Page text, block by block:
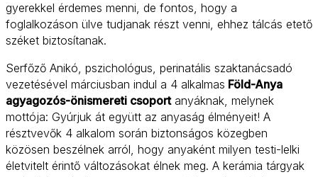
gyerekkel érdemes menni, de fontos, hogy a
foglalkozáson ülve tudjanak részt venni, ehhez tálcás etető
széket biztosítanak.
Serfőző Anikó, pszichológus, perinatális szaktanácsadó
vezetésével márciusban indul a 4 alkalmas Föld-Anya
agyagozós-önismereti csoportanyáknak, melynek
mottója: Gyúrjuk át együtt az anyaság élményeit! A
résztvevők 4 alkalom során biztonságos közegben
közösen beszélnek arról, hogy anyaként milyen testi-lelki
életvitelt érintő változásokat élnek meg. A kerámia tárgyak